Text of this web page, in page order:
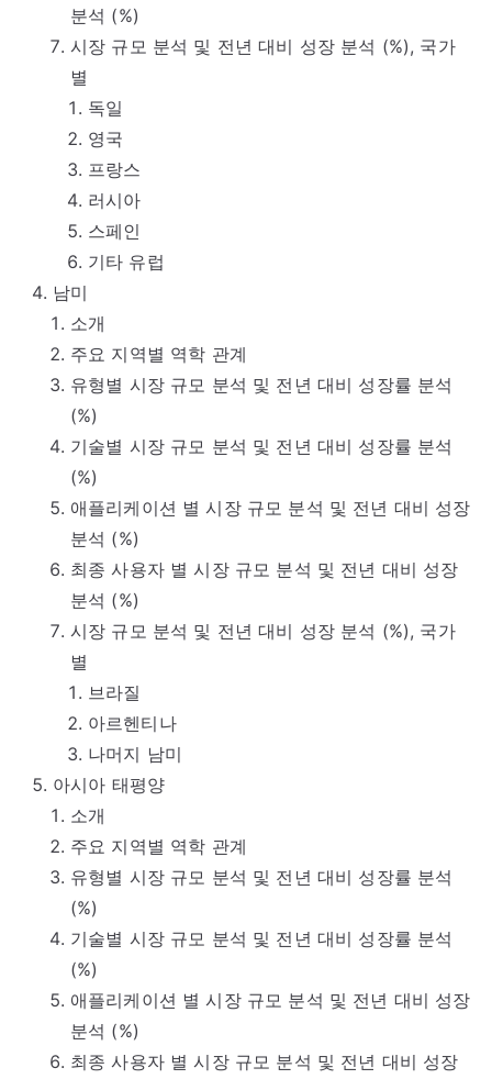
분석 (%)
시장 규모 분석 및 전년 대비 성장 분석 (%), 국가
별
독일
영국
프랑스
러시아
스페인
기타 유럽
남미
소개
주요 지역별 역학 관계
유형별 시장 규모 분석 및 전년 대비 성장률 분석
(%)
기술별 시장 규모 분석 및 전년 대비 성장률 분석
(%)
애플리케이션 별 시장 규모 분석 및 전년 대비 성장
분석 (%)
최종 사용자 별 시장 규모 분석 및 전년 대비 성장
분석 (%)
시장 규모 분석 및 전년 대비 성장 분석 (%), 국가
별
브라질
아르헨티나
나머지 남미
아시아 태평양
소개
주요 지역별 역학 관계
유형별 시장 규모 분석 및 전년 대비 성장률 분석
(%)
기술별 시장 규모 분석 및 전년 대비 성장률 분석
(%)
애플리케이션 별 시장 규모 분석 및 전년 대비 성장
분석 (%)
최종 사용자 별 시장 규모 분석 및 전년 대비 성장